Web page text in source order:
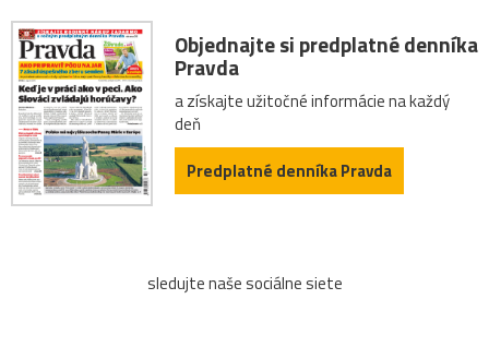
Objednajte si predplatné denníka
Pravda
a získajte užitočné informácie na každý
deň
Predplatné denníka Pravda
sledujte naše sociálne siete